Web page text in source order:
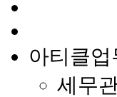
아티클
세무